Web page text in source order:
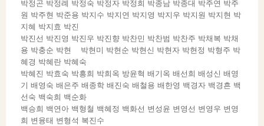
박정곤 박정례 박정숙 박정자 박정희 박종남 박종대 박주연 박주
원 박주현 박준용 박지수 박지연 박지영 박지우 박지원 박지현 박
지혜 박지효 박진
박진선 박진영 박진우 박진향 박찬민 박찬범 박찬주 박채복 박채
용 박충순 박현 박현미 박현순 박현신 박현자 박현정 박형주 박
혜경 박혜란 박혜숙
박혜진 박효숙 박흥희 박희옥 방윤혁 배기옥 배선희 배성신 배영
기 배영숙 배은주 배종학 배진숙 배철용 배한영 백경자 백경흔 백
선숙 백숙희 백순화
백승희 백연아 백형철 백혜정 백화선 변성윤 변영선 변영우 변영
희 변융태 변형석 복진수